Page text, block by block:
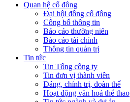
Quan hệ cổ đông
Đại hội đồng cổ đông
Công bố thông tin
Báo cáo thường niên
Báo cáo tài chính
Thông tin quản trị
Tin tức
Tin Tổng công ty
Tin đơn vị thành viên
Đảng, chính trị, đoàn thể
Hoạt động văn hoá thể thao